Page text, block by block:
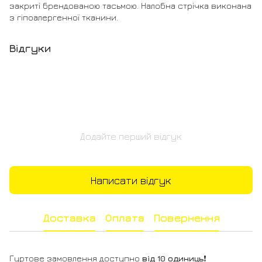
закриті брендованою тасьмою. Налобна стрічка виконана
з гіпоалергенної тканини.
Відгуки
Додайте перший відгук
Написати відгук
Доставка Оплата Повернення
Гуртове замовлення доступно від 10 одиниць❗️